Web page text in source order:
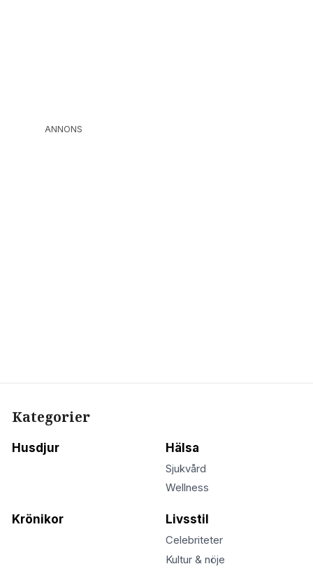
ANNONS
Kategorier
Husdjur Hälsa
Sjukvård
Wellness
Krönikor Livsstil
Celebriteter
Kultur & nöje